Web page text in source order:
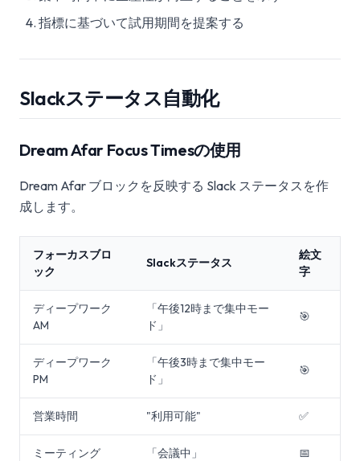
指標に基づいて試用期間を提案する
Slackステータス自動化
Dream Afar Focus Timesの使用
Dream Afar ブロックを反映する Slack ステータスを作
成します。
フォーカスブロ
ック
Slackステータス
絵文
字
ディープワーク
AM
「午後12時まで集中モー
ド」
🎯
ディープワーク
PM
「午後3時まで集中モー
ド」
🎯
営業時間 "利用可能" ✅
ミーティング 「会議中」 📅